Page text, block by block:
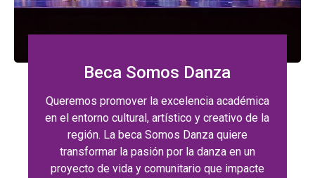
Beca Somos Danza
Queremos promover la excelencia académica
en el entorno cultural, artístico y creativo de la
región. La beca Somos Danza quiere
transformar la pasión por la danza en un
proyecto de vida y comunitario que impacte